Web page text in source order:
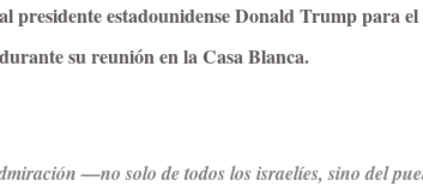
estadounidense Donald Trump para
su reunión en la Casa Blanca.
—no solo de todos los israelíes, sino del